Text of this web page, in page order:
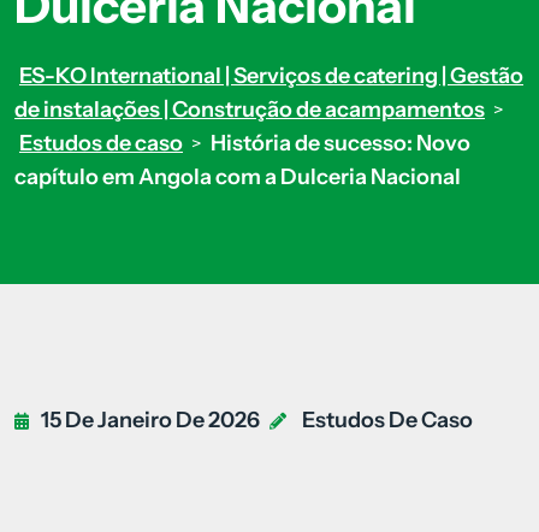
ES-KO International | Serviços de catering | Gestão
de instalações | Construção de acampamentos >
Estudos de caso > História de sucesso: Novo
capítulo em Angola com a Dulceria Nacional
15 De Janeiro De 2026 Estudos De Caso